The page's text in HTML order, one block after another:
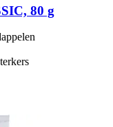
80 g